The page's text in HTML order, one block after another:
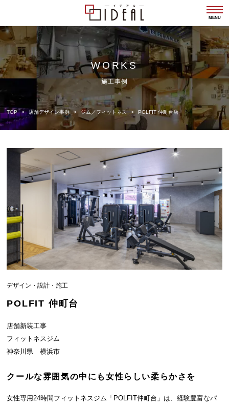
MENU
WORKS
施工事例
TOP 店舗デザイン事例 ジム／フィットネス POLFIT 仲町台店
デザイン・設計・施工
POLFIT 仲町台
店舗新装工事
フィットネスジム
神奈川県 横浜市
クールな雰囲気の中にも女性らしい柔らかさを
女性専用24時間フィットネスジム「POLFIT仲町台」は、経験豊富なパ